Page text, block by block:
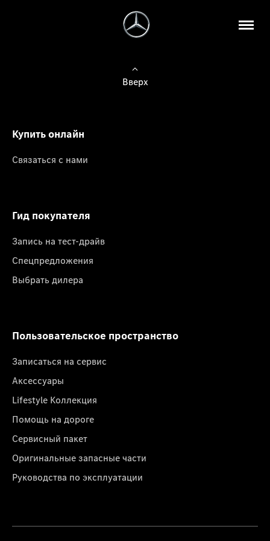
Вверх
Купить онлайн
Связаться с нами
Гид покупателя
Запись на тест-драйв
Спецпредложения
Выбрать дилера
Пользовательское пространство
Записаться на сервис
Аксессуары
Lifestyle Коллекция
Помощь на дороге
Сервисный пакет
Оригинальные запасные части
Руководства по эксплуатации